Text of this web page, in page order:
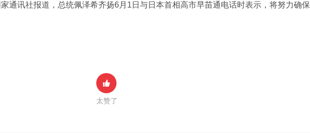
通讯社报道，总统佩泽希齐扬6月1日与日本首相高市早苗通电话时表示，将努力确保
太赞了